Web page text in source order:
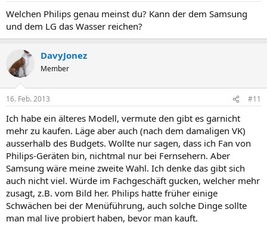
Welchen Philips genau meinst du? Kann der dem Samsung
und dem LG das Wasser reichen?
DavyJonez
Member
16. Feb. 2013 #11
Ich habe ein älteres Modell, vermute den gibt es garnicht
mehr zu kaufen. Läge aber auch (nach dem damaligen VK)
ausserhalb des Budgets. Wollte nur sagen, dass ich Fan von
Philips-Geräten bin, nichtmal nur bei Fernsehern. Aber
Samsung wäre meine zweite Wahl. Ich denke das gibt sich
auch nicht viel. Würde im Fachgeschäft gucken, welcher mehr
zusagt, z.B. vom Bild her. Philips hatte früher einige
Schwächen bei der Menüführung, auch solche Dinge sollte
man mal live probiert haben, bevor man kauft.